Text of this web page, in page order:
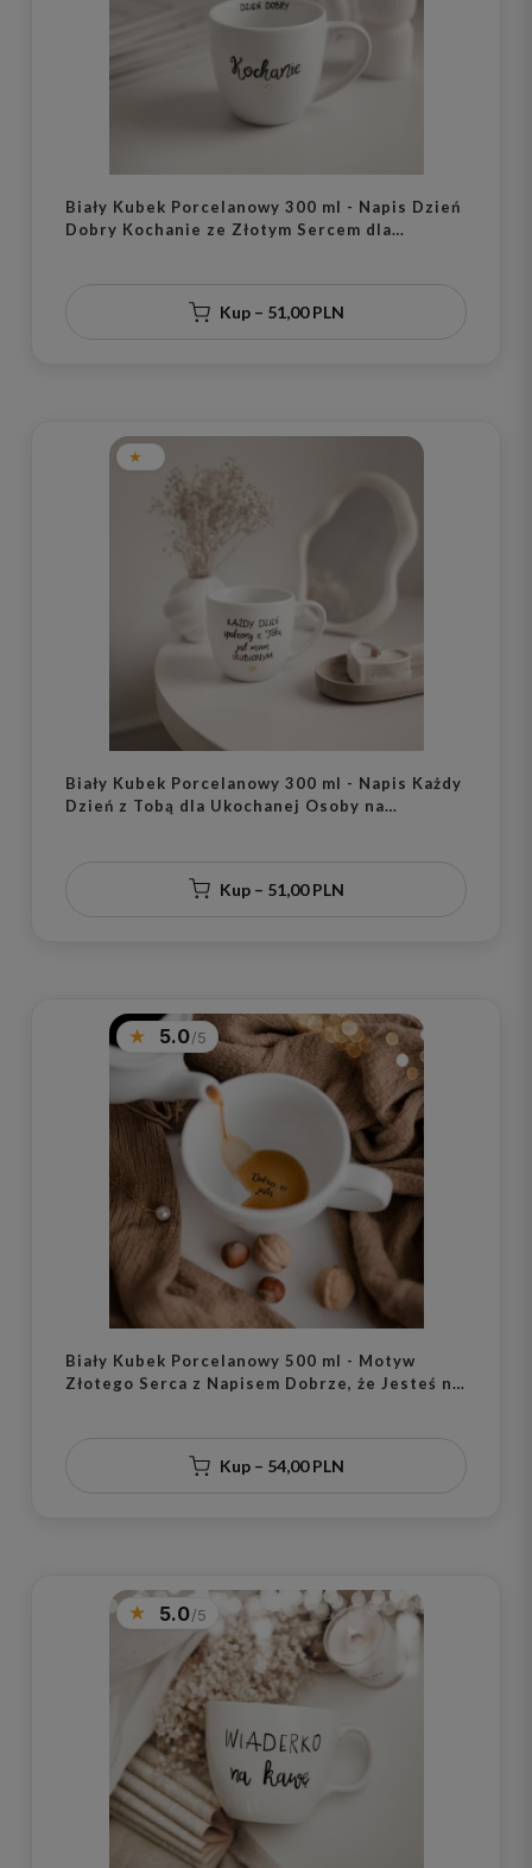
Biały Kubek Porcelanowy 300 ml - Napis Dzień
Dobry Kochanie ze Złotym Sercem dla
Kup – 51,00 PLN
Biały Kubek Porcelanowy 300 ml - Napis Każdy
Dzień z Tobą dla Ukochanej Osoby na
Kup – 51,00 PLN
5.0
Biały Kubek Porcelanowy 500 ml - Motyw
Złotego Serca z Napisem Dobrze, że Jesteś na
Kup – 54,00 PLN
5.0